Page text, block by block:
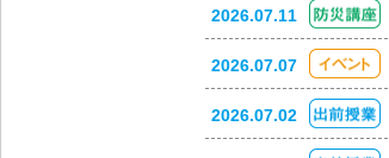
2026.07.11
2026.07.07
2026.07.02